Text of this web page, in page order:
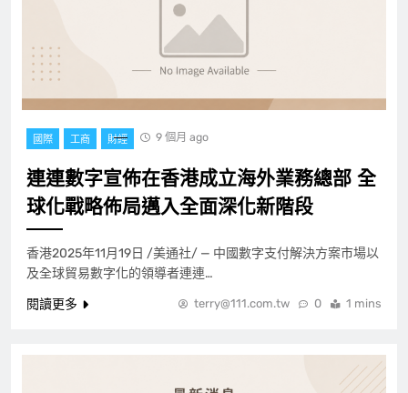
國際 工商 財經 9 個月 ago
連連數字宣佈在香港成立海外業務總部 全
球化戰略佈局邁入全面深化新階段
香港2025年11月19日 /美通社/ — 中國數字支付解決方案市場以
及全球貿易數字化的領導者連連…
閱讀更多
terry@111.com.tw 0 1 mins